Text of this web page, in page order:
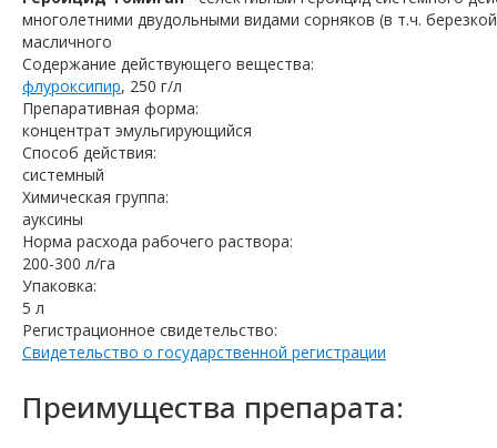
многолетними двудольными видами сорняков (в т.ч.
масличного
Содержание действующего вещества:
флуроксипир, 250 г/л
Препаративная форма:
концентрат эмульгирующийся
Способ действия:
системный
Химическая группа:
ауксины
Норма расхода рабочего раствора:
200-300 л/га
Упаковка:
5 л
Регистрационное свидетельство:
Свидетельство о государственной регистрации
Преимущества препарата: